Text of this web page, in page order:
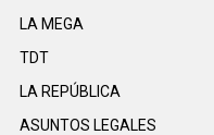
LA MEGA
TDT
LA REPÚBLICA
ASUNTOS LEGALES